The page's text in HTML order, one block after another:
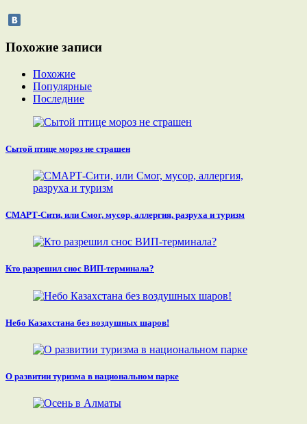
Похожие записи
Похожие
Популярные
Последние
Сытой птице мороз не страшен
СМАРТ-Сити, или Смог, мусор, аллергия, разруха и туризм
Кто разрешил снос ВИП-терминала?
Небо Казахстана без воздушных шаров!
О развитии туризма в национальном парке